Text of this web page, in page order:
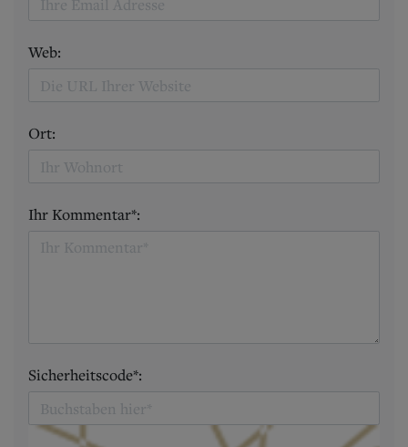
Web:
Ort:
Ihr Kommentar*:
Sicherheitscode*: